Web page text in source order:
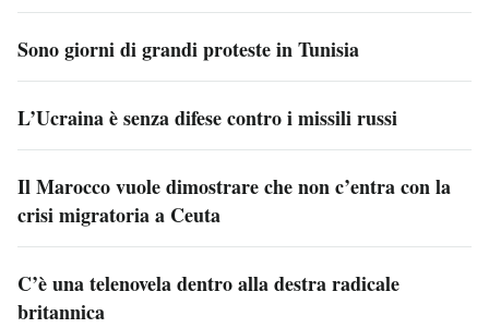
Sono giorni di grandi proteste in Tunisia
L’Ucraina è senza difese contro i missili russi
Il Marocco vuole dimostrare che non c’entra con la
crisi migratoria a Ceuta
C’è una telenovela dentro alla destra radicale
britannica